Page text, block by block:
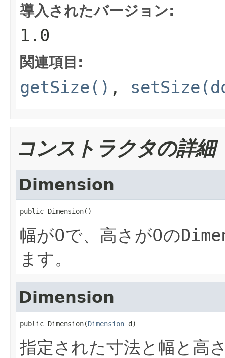
導入されたバージョン:
1.0
関連項目:
getSize() ,
コンストラクタの詳細
Dimension
public Dimension()
幅が0で、高さが0の
ます。
Dimension
public Dimension(Dimension d)
指定された寸法と幅と高